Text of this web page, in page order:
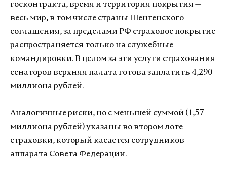
госконтракта, время и территория покрытия —
весь мир, в том числе страны Шенгенского
соглашения, за пределами РФ страховое покрытие
распространяется только на служебные
командировки. В целом за эти услуги страхования
сенаторов верхняя палата готова заплатить 4,290
миллиона рублей.
Аналогичные риски, но с меньшей суммой (1,57
миллиона рублей) указаны во втором лоте
страховки, который касается сотрудников
аппарата Совета Федерации.